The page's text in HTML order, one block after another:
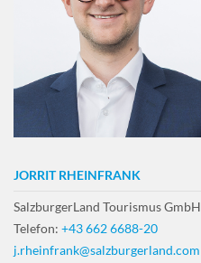
JORRIT RHEINFRANK
SalzburgerLand Tourismus GmbH
Telefon: +43 662 6688-20
j.rheinfrank@salzburgerland.com